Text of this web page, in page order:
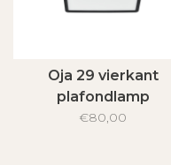
Oja 29 vierkant
plafondlamp
€80,00